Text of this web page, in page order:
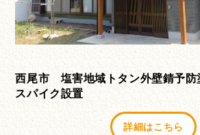
西尾市 塩害地域トタン外壁錆予
スパイク設置
詳細はこちら